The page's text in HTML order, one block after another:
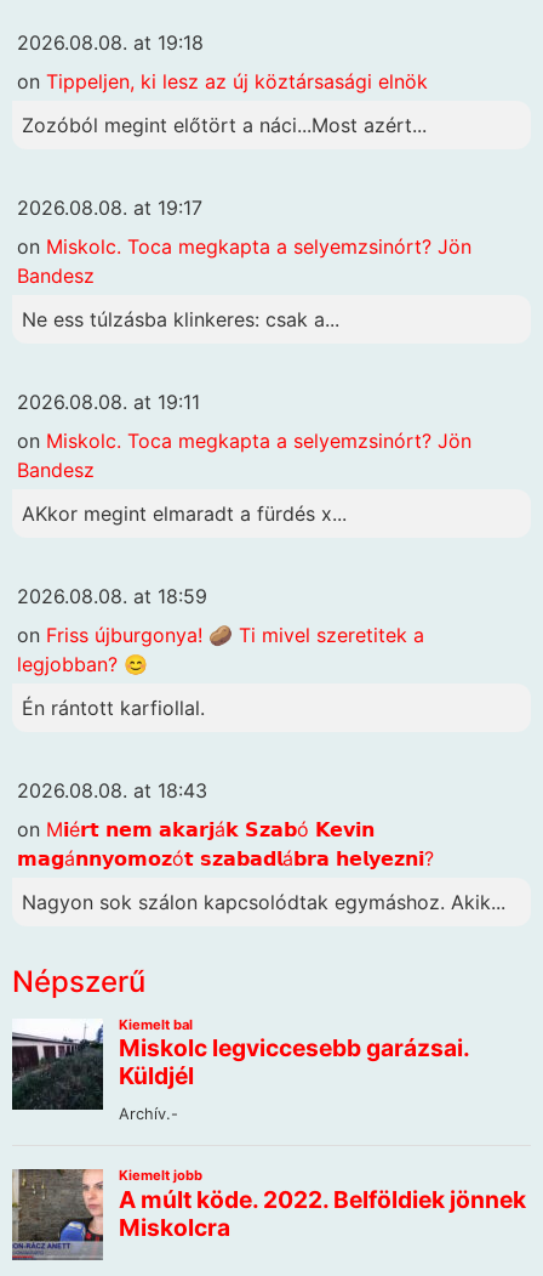
2026.08.08. at 19:18
on Tippeljen, ki lesz az új köztársasági elnök
Zozóból megint előtört a náci...Most azért...
2026.08.08. at 19:17
on Miskolc. Toca megkapta a selyemzsinórt? Jön
Bandesz
Ne ess túlzásba klinkeres: csak a...
2026.08.08. at 19:11
on Miskolc. Toca megkapta a selyemzsinórt? Jön
Bandesz
AKkor megint elmaradt a fürdés x...
2026.08.08. at 18:59
on Friss újburgonya! 🥔 Ti mivel szeretitek a
legjobban? 😊
Én rántott karfiollal.
2026.08.08. at 18:43
on M𝗶é𝗿𝘁 𝗻𝗲𝗺 𝗮𝗸𝗮𝗿𝗷á𝗸 𝗦𝘇𝗮𝗯ó 𝗞𝗲𝘃𝗶𝗻
𝗺𝗮𝗴á𝗻𝗻𝘆𝗼𝗺𝗼𝘇ó𝘁 𝘀𝘇𝗮𝗯𝗮𝗱𝗹á𝗯𝗿𝗮 𝗵𝗲𝗹𝘆𝗲𝘇𝗻𝗶?
Nagyon sok szálon kapcsolódtak egymáshoz. Akik...
Népszerű